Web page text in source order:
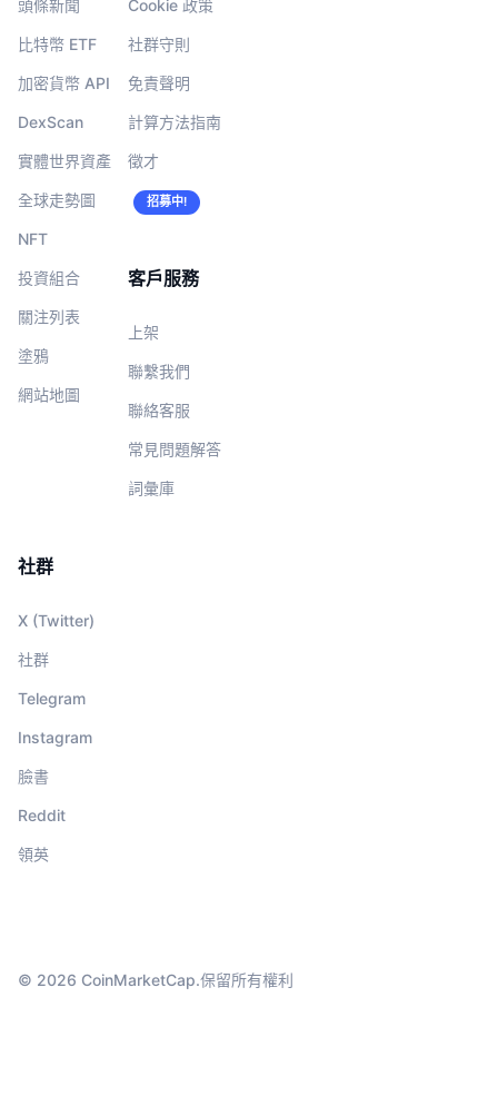
頭條新聞
比特幣 ETF
加密貨幣 API
DexScan
實體世界資產
全球走勢圖
NFT
投資組合
關注列表
塗鴉
網站地圖
Cookie 政策
社群守則
免責聲明
計算方法指南
徵才
招募中!
客戶服務
上架
聯繫我們
聯絡客服
常見問題解答
詞彙庫
社群
X (Twitter)
社群
Telegram
Instagram
臉書
Reddit
領英
© 2026 CoinMarketCap.保留所有權利